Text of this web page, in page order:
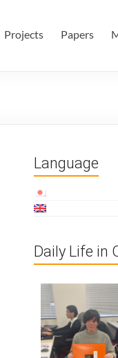
Projects Papers
Language
Daily Life in